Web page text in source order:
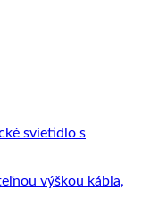
výškou kábla,